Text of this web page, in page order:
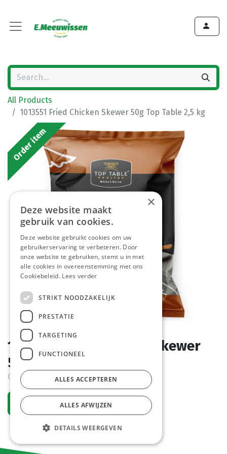
All Products
1013551 Fried Chicken Skewer 50g Top Table 2,5 kg
Order item
1013551 Fried Chicken Skewer
50g Top Table 2,5 kg
Order item
Request an account
×
Deze website maakt
gebruik van cookies.
Deze website gebruikt cookies om uw
gebruikerservaring te verbeteren. Door
onze website te gebruiken, stemt u in met
alle cookies in overeenstemming met ons
Cookiebeleid. Lees verder
STRIKT NOODZAKELIJK
PRESTATIE
TARGETING
FUNCTIONEEL
ALLES ACCEPTEREN
ALLES AFWIJZEN
DETAILS WEERGEVEN